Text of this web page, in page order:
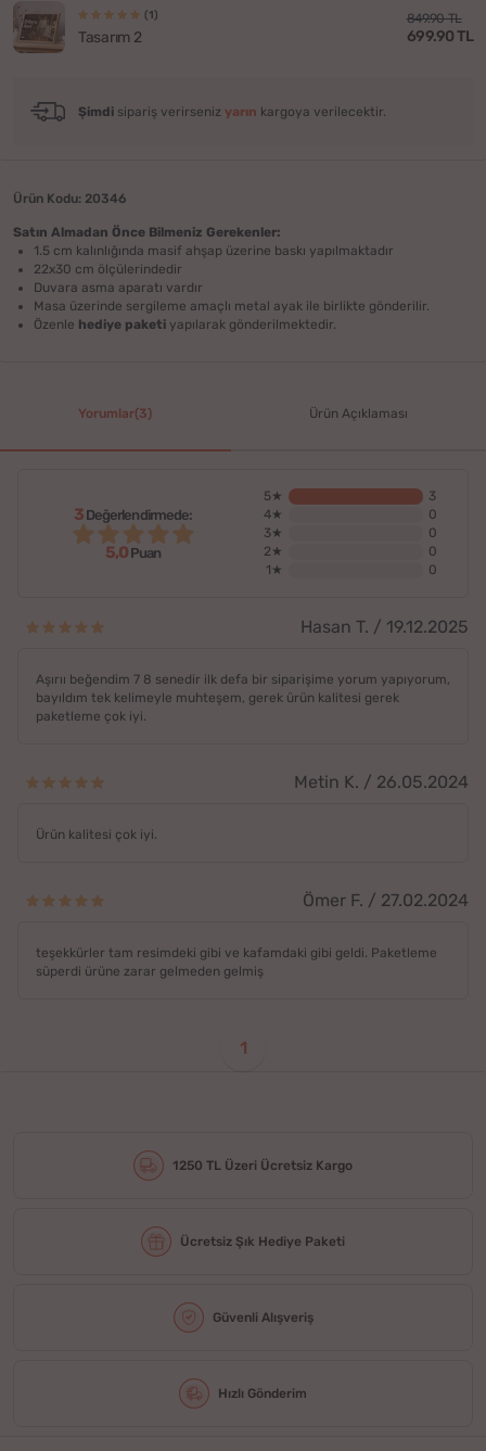
(1)
Tasarım 2
849.90 TL
699.90 TL
Şimdi sipariş verirseniz yarın kargoya verilecektir.
Ürün Kodu: 20346
Satın Almadan Önce Bilmeniz Gerekenler:
1.5 cm kalınlığında masif ahşap üzerine baskı yapılmaktadır
22x30 cm ölçülerindedir
Duvara asma aparatı vardır
Masa üzerinde sergileme amaçlı metal ayak ile birlikte gönderilir.
Özenle hediye paketi yapılarak gönderilmektedir.
Yorumlar(3) Ürün Açıklaması
3Değerlendirmede:
5,0Puan
5★
3
4★
0
3★
0
2★
0
1★
0
Hasan T. / 19.12.2025
Aşırıı beğendim 7 8 senedir ilk defa bir siparişime yorum yapıyorum,
bayıldım tek kelimeyle muhteşem, gerek ürün kalitesi gerek
paketleme çok iyi.
Metin K. / 26.05.2024
Ürün kalitesi çok iyi.
Ömer F. / 27.02.2024
teşekkürler tam resimdeki gibi ve kafamdaki gibi geldi. Paketleme
süperdi ürüne zarar gelmeden gelmiş
1
1250 TL Üzeri Ücretsiz Kargo
Ücretsiz Şık Hediye Paketi
Güvenli Alışveriş
Hızlı Gönderim